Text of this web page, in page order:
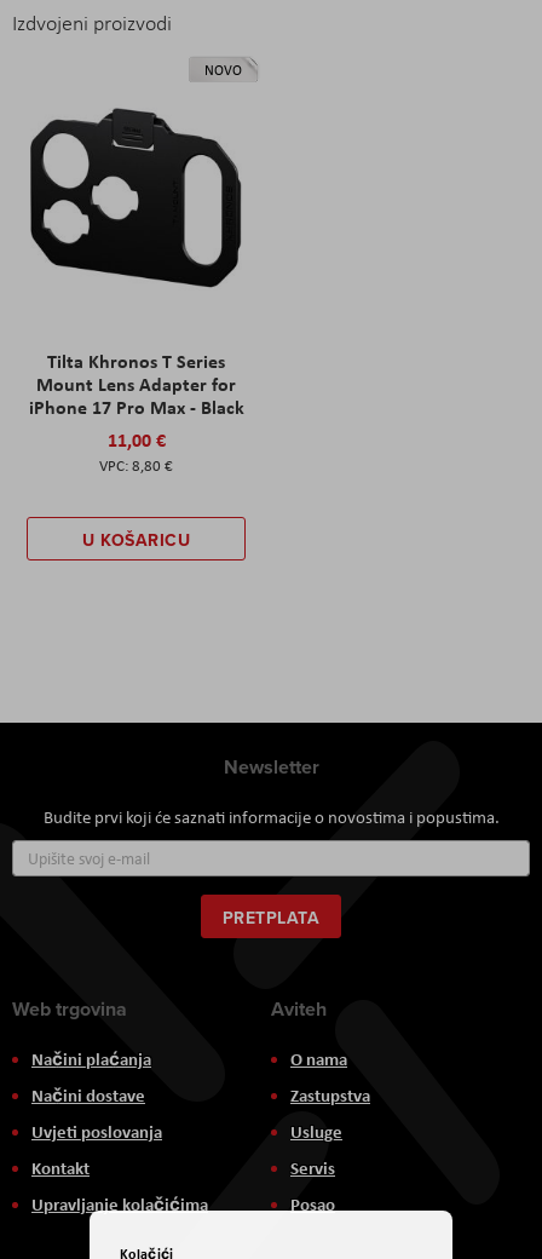
Izdvojeni proizvodi
NOVO
Tilta Khronos T Series
Mount Lens Adapter for
iPhone 17 Pro Max - Black
11,00 €
8,80 €
U KOŠARICU
Newsletter
Budite prvi koji će saznati informacije o novostima i popustima.
se
za
naš
newsletter:
PRETPLATA
Web trgovina
Načini plaćanja
Načini dostave
Uvjeti poslovanja
Kontakt
Upravljanje kolačićima
Aviteh
O nama
Zastupstva
Usluge
Servis
Posao
Kolačići